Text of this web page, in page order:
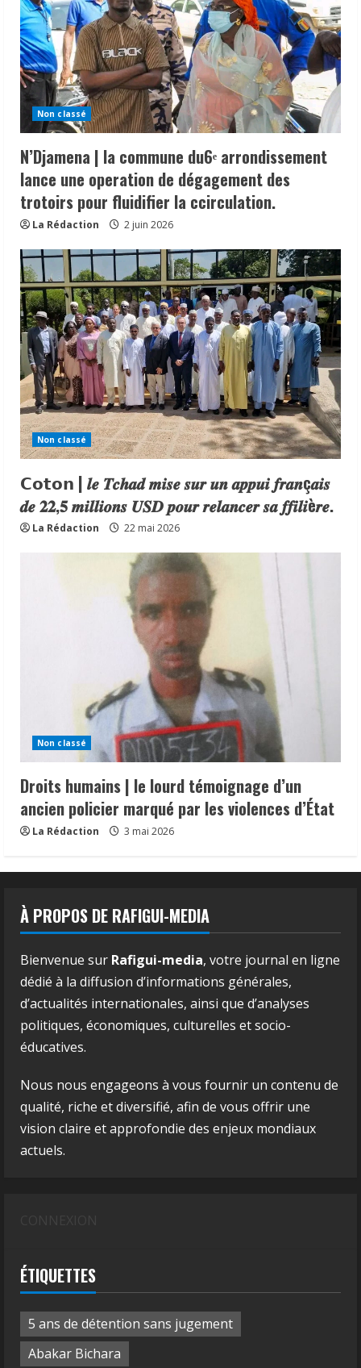
Non classé
N’Djamena | la commune du6ᵉ arrondissement
lance une operation de dégagement des
trotoirs pour fluidifier la ccirculation.
La Rédaction 2 juin 2026
Non classé
𝗖𝗼𝘁𝗼𝗻 | 𝒍𝒆 𝑻𝒄𝒉𝒂𝒅 𝒎𝒊𝒔𝒆 𝒔𝒖𝒓 𝒖𝒏 𝒂𝒑𝒑𝒖𝒊 𝒇𝒓𝒂𝒏ç𝒂𝒊𝒔
𝒅𝒆 𝟐𝟐,𝟓 𝒎𝒊𝒍𝒍𝒊𝒐𝒏𝒔 𝑼𝑺𝑫 𝒑𝒐𝒖𝒓 𝒓𝒆𝒍𝒂𝒏𝒄𝒆𝒓 𝒔𝒂 𝒇𝒇𝒊𝒍𝒊è𝒓𝒆.
La Rédaction 22 mai 2026
Non classé
Droits humains | le lourd témoignage d’un
ancien policier marqué par les violences d’État
La Rédaction 3 mai 2026
À PROPOS DE RAFIGUI-MEDIA
Bienvenue sur Rafigui-media, votre journal en ligne
dédié à la diffusion d’informations générales,
d’actualités internationales, ainsi que d’analyses
politiques, économiques, culturelles et socio-
éducatives.
Nous nous engageons à vous fournir un contenu de
qualité, riche et diversifié, afin de vous offrir une
vision claire et approfondie des enjeux mondiaux
actuels.
ÉTIQUETTES
5 ans de détention sans jugement
Abakar Bichara